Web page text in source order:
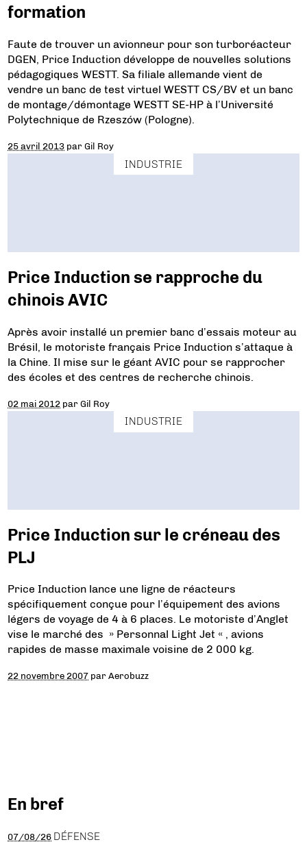
formation
Faute de trouver un avionneur pour son turboréacteur
DGEN, Price Induction développe de nouvelles solutions
pédagogiques WESTT. Sa filiale allemande vient de
vendre un banc de test virtuel WESTT CS/BV et un banc
de montage/démontage WESTT SE-HP à l’Université
Polytechnique de Rzeszów (Pologne).
25 avril 2013 parGil Roy
INDUSTRIE
Price Induction se rapproche du
chinois AVIC
Après avoir installé un premier banc d’essais moteur au
Brésil, le motoriste français Price Induction s’attaque à
la Chine. Il mise sur le géant AVIC pour se rapprocher
des écoles et des centres de recherche chinois.
02 mai 2012 parGil Roy
INDUSTRIE
Price Induction sur le créneau des
PLJ
Price Induction lance une ligne de réacteurs
spécifiquement conçue pour l’équipement des avions
légers de voyage de 4 à 6 places. Le motoriste d’Anglet
vise le marché des » Personnal Light Jet « , avions
rapides de masse maximale voisine de 2 000 kg.
22 novembre 2007 parAerobuzz
En bref
07/08/26 DÉFENSE